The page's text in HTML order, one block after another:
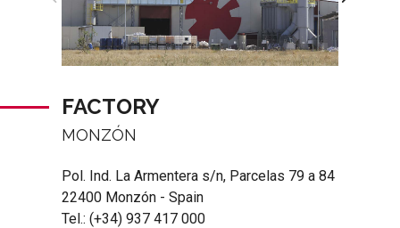
FACTORY
MONZÓN
Pol. Ind. La Armentera s/n, Parcelas 79 a 84
22400 Monzón - Spain
Tel.:(+34) 937 417 000